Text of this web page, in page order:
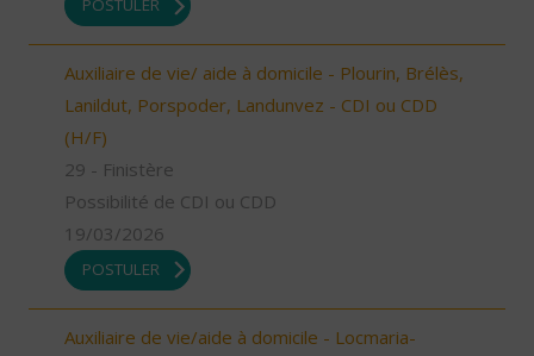
POSTULER
Auxiliaire de vie/ aide à domicile - Plourin, Brélès,
Lanildut, Porspoder, Landunvez - CDI ou CDD
(H/F)
29 - Finistère
Possibilité de CDI ou CDD
19/03/2026
POSTULER
Auxiliaire de vie/aide à domicile - Locmaria-